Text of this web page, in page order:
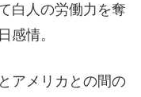
白人の労働力を奪
感情。
アメリカとの間の